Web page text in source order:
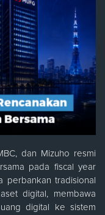
dan Mizuho resmi
pada fiscal year
perbankan tradisional
digital, membawa
digital ke sistem